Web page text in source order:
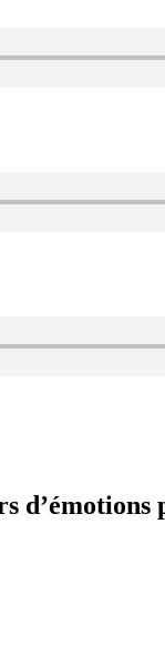
d’émotions